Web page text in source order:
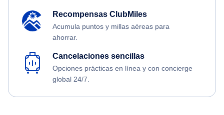
Recompensas ClubMiles
Acumula puntos y millas aéreas para
ahorrar.
Cancelaciones sencillas
Opciones prácticas en línea y con concierge
global 24/7.